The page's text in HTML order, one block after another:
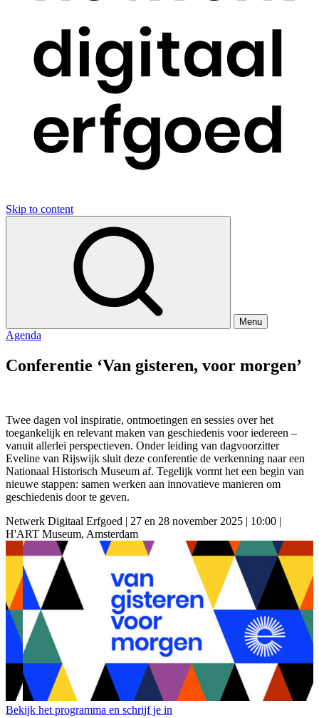
Skip to content
Menu
Agenda
Conferentie ‘Van gisteren, voor morgen’
Twee dagen vol inspiratie, ontmoetingen en sessies over het
toegankelijk en relevant maken van geschiedenis voor iedereen –
vanuit allerlei perspectieven. Onder leiding van dagvoorzitter
Eveline van Rijswijk sluit deze conferentie de verkenning naar een
Nationaal Historisch Museum af. Tegelijk vormt het een begin van
nieuwe stappen: samen werken aan innovatieve manieren om
geschiedenis door te geven.
Netwerk Digitaal Erfgoed | 27 en 28 november 2025 | 10:00 |
H'ART Museum, Amsterdam
Bekijk het programma en schrijf je in